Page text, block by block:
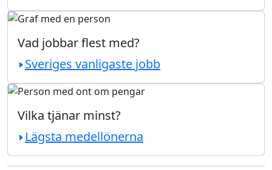
Vad jobbar flest med?
Sveriges vanligaste jobb
Vilka tjänar minst?
Lägsta medellönerna